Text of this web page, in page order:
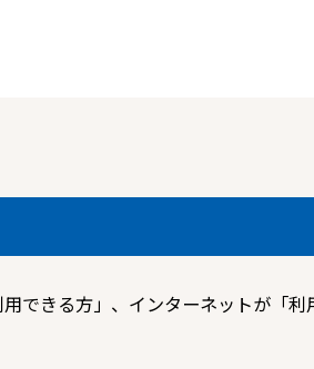
できる方」、インターネットが「